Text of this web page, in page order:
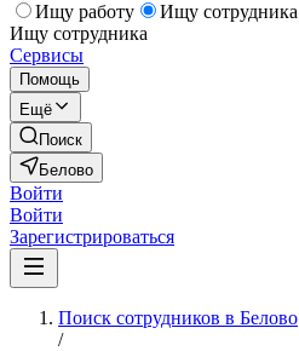
Ищу работу
Ищу сотрудника
Ищу сотрудника
Сервисы
Помощь
Ещё
Поиск
Белово
Войти
Войти
Зарегистрироваться
Поиск сотрудников в Белово
/